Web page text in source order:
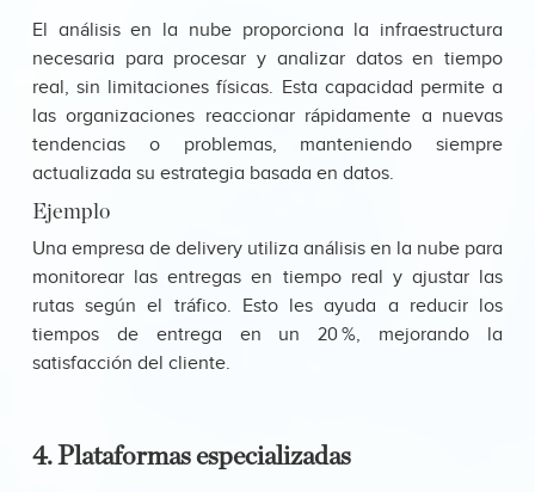
El análisis en la nube proporciona la infraestructura
necesaria para procesar y analizar datos en tiempo
real, sin limitaciones físicas. Esta capacidad permite a
las organizaciones reaccionar rápidamente a nuevas
tendencias o problemas, manteniendo siempre
actualizada su estrategia basada en datos.
Ejemplo
Una empresa de delivery utiliza análisis en la nube para
monitorear las entregas en tiempo real y ajustar las
rutas según el tráfico. Esto les ayuda a reducir los
tiempos de entrega en un 20 %, mejorando la
satisfacción del cliente.
4. Plataformas especializadas